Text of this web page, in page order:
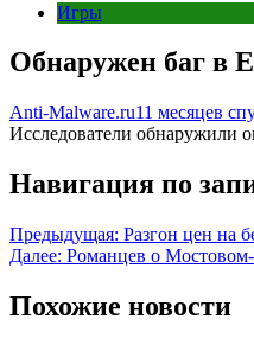
Игры
Обнаружен баг в
Anti-Malware.ru11 месяцев
Исследователи обнаружили
Навигация по
Предыдущая: Разгон цен на
Далее: Романцев о Мостовом-
Похожие новости